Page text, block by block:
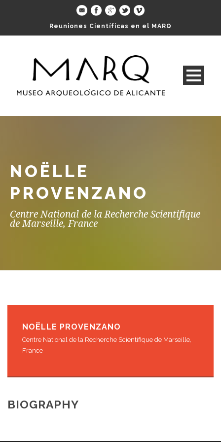
Reuniones Científicas en el MARQ
NOËLLE
PROVENZANO
Centre National de la Recherche Scientifique
de Marseille, France
NOËLLE PROVENZANO
Centre National de la Recherche Scientifique de Marseille,
France
BIOGRAPHY